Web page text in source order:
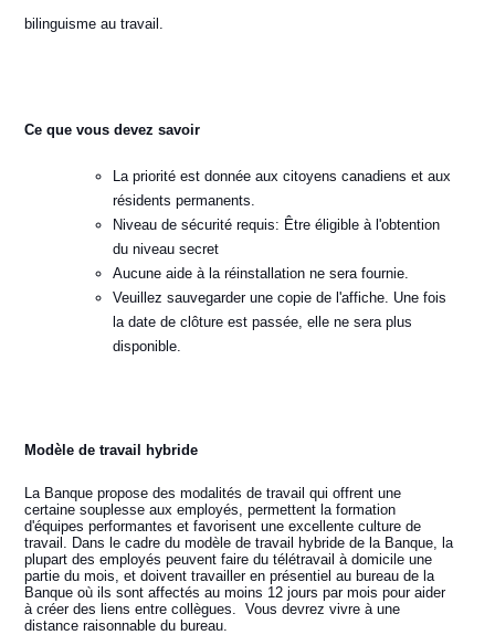
bilinguisme au travail.
Ce que vous devez savoir
La priorité est donnée aux citoyens canadiens et aux
résidents permanents.
Niveau de sécurité requis: Être éligible à l'obtention
du niveau secret
Aucune aide à la réinstallation ne sera fournie.
Veuillez sauvegarder une copie de l'affiche. Une fois
la date de clôture est passée, elle ne sera plus
disponible.
Modèle de travail hybride
La Banque propose des modalités de travail qui offrent une
certaine souplesse aux employés, permettent la formation
d'équipes performantes et favorisent une excellente culture de
travail. Dans le cadre du modèle de travail hybride de la Banque, la
plupart des employés peuvent faire du télétravail à domicile une
partie du mois, et doivent travailler en présentiel au bureau de la
Banque où ils sont affectés au moins 12 jours par mois pour aider
à créer des liens entre collègues. Vous devrez vivre à une
distance raisonnable du bureau.